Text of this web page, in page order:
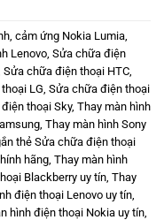
cảm ứng Nokia Lumia
Lenovo Sửa chữa điện
Sửa chữa điện thoại HTC
LG Sửa chữa điện thoại
thoại Sky, Thay màn hình
Thay màn hình Sony
thẻSửa chữa điện thoại
hãng Thay màn hình
Blackberry uy tín Thay
điện thoại Lenovo uy tín
hình điện thoại Nokia uy tín